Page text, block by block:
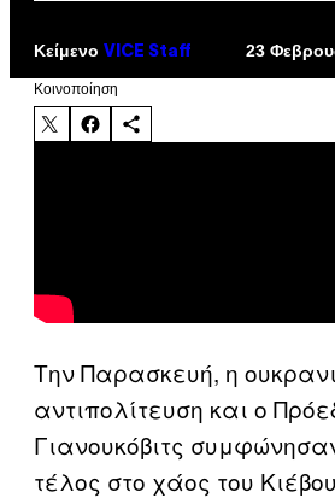
Κείμενο VICE Staff 23
Kοινοποίηση
Την Παρασκευή, η
αντιπολίτευση και ο
Γιανουκόβιτς
τέλος στο χάος του